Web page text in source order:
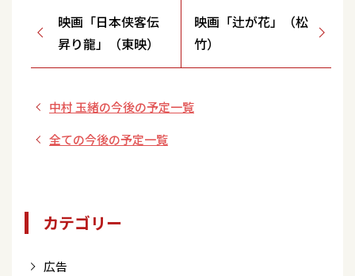
映画「日本侠客伝
昇り龍」（東映）
映画「辻が花」（松
竹）
中村 玉緒の今後の予定一覧
全ての今後の予定一覧
カテゴリー
広告